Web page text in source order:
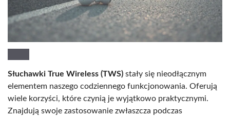
Słuchawki True Wireless (TWS) stały się nieodłącznym
elementem naszego codziennego funkcjonowania. Oferują
wiele korzyści, które czynią je wyjątkowo praktycznymi.
Znajdują swoje zastosowanie zwłaszcza podczas